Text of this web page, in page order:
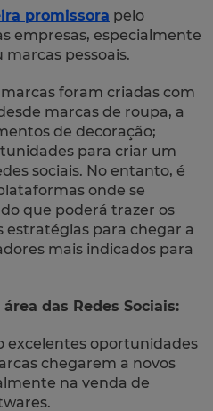
promissora pelo
empresas, especialmente
pessoais.
foram criadas com
marcas de roupa, a
de decoração;
para criar um
sociais. No entanto, é
onde se
que poderá trazer os
estratégias para chegar a
mais indicados para
das Redes Sociais:
excelentes oportunidades
chegarem a novos
na venda de